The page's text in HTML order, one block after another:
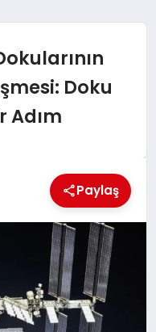
Doku
Adım
Paylaş